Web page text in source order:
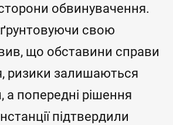
обвинувачення.
свою
що обставини справи
ризики залишаються
а попередні рішення
підтвердили